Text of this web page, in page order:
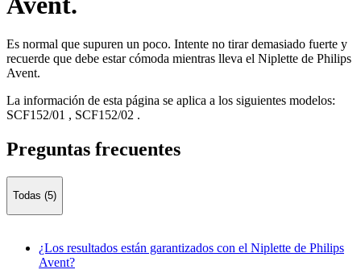
Es normal que supuren un poco. Intente no tirar demasiado fuerte y
recuerde que debe estar cómoda mientras lleva el Niplette de Philips
Avent.
La información de esta página se aplica a los siguientes modelos:
SCF152/01 , SCF152/02 .
Preguntas frecuentes
Todas (5)
¿Los resultados están garantizados con el Niplette de Philips
Avent?